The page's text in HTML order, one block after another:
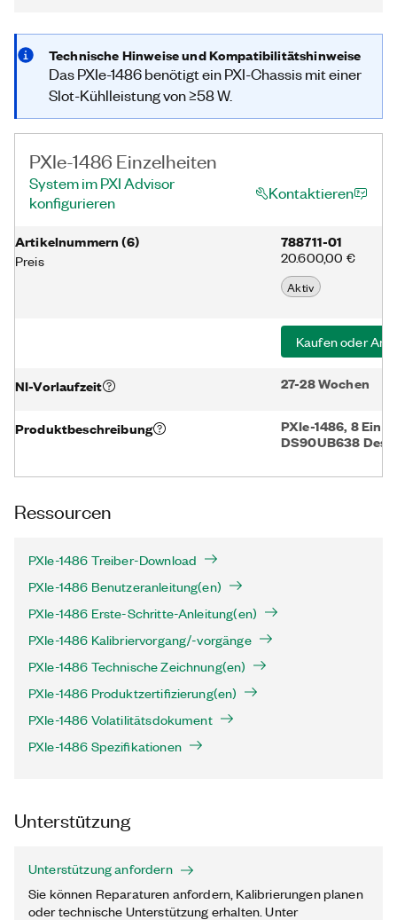
Technische Hinweise und Kompatibilitätshinweise
Das PXIe-1486 benötigt ein PXI-Chassis mit einer
Slot-Kühlleistung von ≥58 W.
PXIe-1486 Einzelheiten
System im PXI Advisor
konfigurieren
Kontaktieren
Artikelnummer​n(6)
Preis
788711-01
20.600,00 €
Aktiv
Kaufen oder
NI-Vorlaufzeit 27-28 Wochen
Produktbeschreibung
PXIe-1486, 8
DS90UB638
Ressourcen
PXIe-1486 Treiber-Download
PXIe-1486 Benutzeranleitung(en)
PXIe-1486 Erste-Schritte-Anleitung(en)
PXIe-1486 Kalibriervorgang/-vorgänge
PXIe-1486 Technische Zeichnung(en)
PXIe-1486 Produktzertifizierung(en)
PXIe-1486 Volatilitätsdokument
PXIe-1486 Spezifikationen
Unterstützung
Unterstützung anfordern
Sie können Reparaturen anfordern, Kalibrierungen planen
oder technische Unterstützung erhalten. Unter